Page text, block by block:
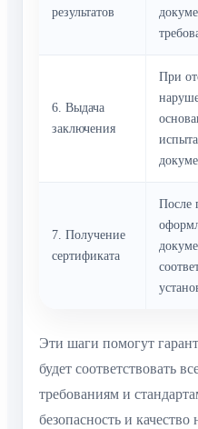
результатов
6. Выдача
заключения
При
7. Получение
сертификата
После
Эти шаги помогут
будет соответствовать
требованиям и
безопасность и качество